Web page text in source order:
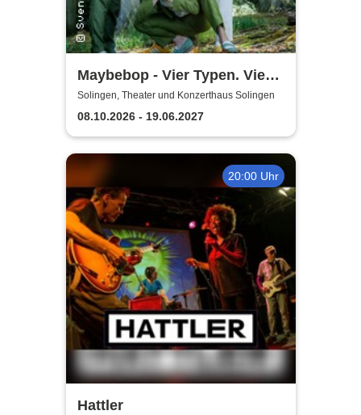
Maybebop - Vier Typen. Vier
Mikrofone. Sonst nichts.
Solingen, Theater und Konzerthaus Solingen
08.10.2026 - 19.06.2027
20:00 Uhr
Hattler